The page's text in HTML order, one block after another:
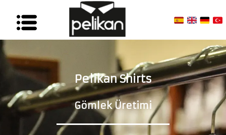
Pelikan Shirts
Gömlek Üretimi